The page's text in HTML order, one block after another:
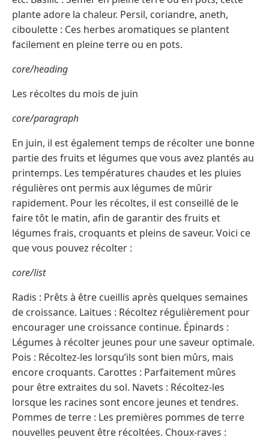
plante adore la chaleur. Persil, coriandre, aneth,
ciboulette : Ces herbes aromatiques se plantent
facilement en pleine terre ou en pots.
core/heading
Les récoltes du mois de juin
core/paragraph
En juin, il est également temps de récolter une bonne
partie des fruits et légumes que vous avez plantés au
printemps. Les températures chaudes et les pluies
régulières ont permis aux légumes de mûrir
rapidement. Pour les récoltes, il est conseillé de le
faire tôt le matin, afin de garantir des fruits et
légumes frais, croquants et pleins de saveur. Voici ce
que vous pouvez récolter :
core/list
Radis : Prêts à être cueillis après quelques semaines
de croissance. Laitues : Récoltez régulièrement pour
encourager une croissance continue. Épinards :
Légumes à récolter jeunes pour une saveur optimale.
Pois : Récoltez-les lorsqu’ils sont bien mûrs, mais
encore croquants. Carottes : Parfaitement mûres
pour être extraites du sol. Navets : Récoltez-les
lorsque les racines sont encore jeunes et tendres.
Pommes de terre : Les premières pommes de terre
nouvelles peuvent être récoltées. Choux-raves :